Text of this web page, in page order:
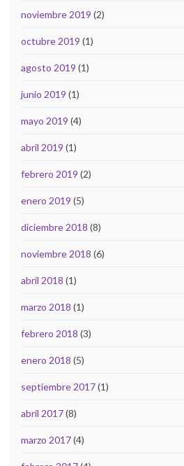
noviembre 2019 (2)
octubre 2019 (1)
agosto 2019 (1)
junio 2019 (1)
mayo 2019 (4)
abril 2019 (1)
febrero 2019 (2)
enero 2019 (5)
diciembre 2018 (8)
noviembre 2018 (6)
abril 2018 (1)
marzo 2018 (1)
febrero 2018 (3)
enero 2018 (5)
septiembre 2017(1)
abril 2017(8)
marzo 2017(4)